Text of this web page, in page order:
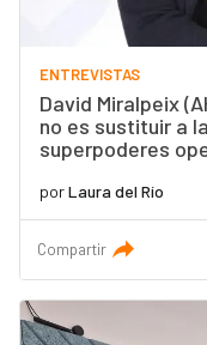
ENTREVISTAS
David Miralpeix
no es sustituir a
superpoderes
porLaura del Río
Compartir